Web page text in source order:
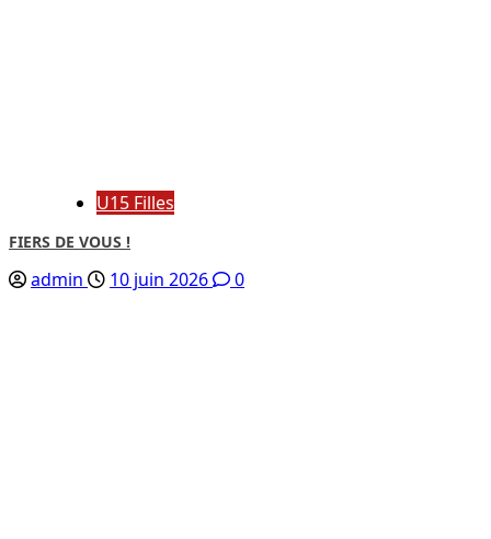
U15 Filles
FIERS DE VOUS !
admin 10 juin 2026 0